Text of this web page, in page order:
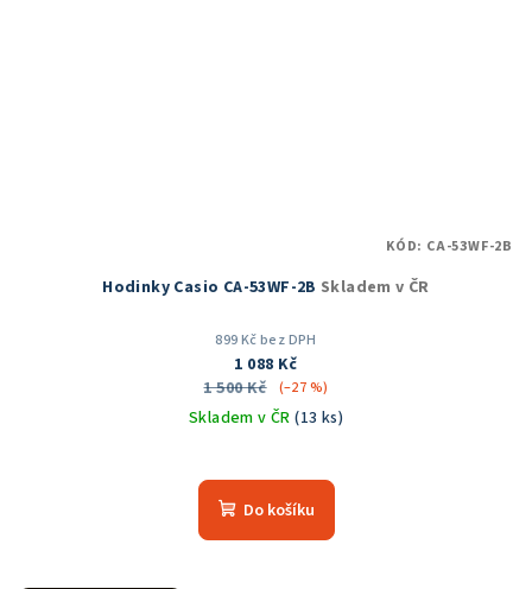
Hodinky Casio CA-53WF-2B Skladem v ČR
899 Kč bez DPH
1 088 Kč
1 500 Kč
(–27 %)
Skladem v ČR(13 ks)
hodnocení
produktu
Do košíku
KÓD: CA-53WF-2B